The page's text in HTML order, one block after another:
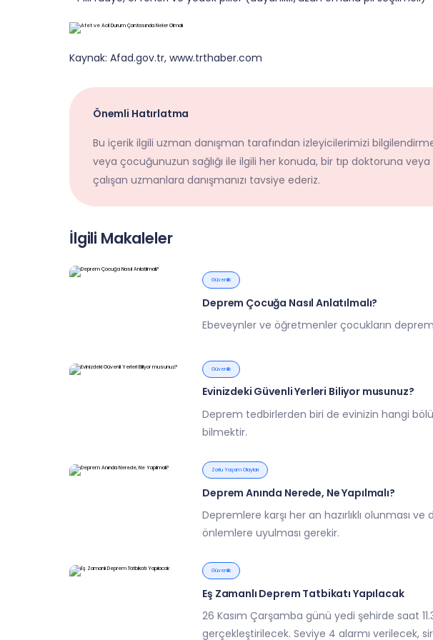
Kaynak: Afad.gov.tr, www.trthaber.com
Önemli Hatırlatma
Bu içerik ilgili uzman danışman tarafından izleyicilerimizi
veya çocuğunuzun sağlığı ile ilgili her konuda, bir tıp doktoruna
çalışan uzmanlara danışmanızı tavsiye ederiz.
İlgili Makaleler
Güvenlik
Deprem Çocuğa Nasıl Anlatılmalı?
Ebeveynler ve öğretmenler çocukların
Güvenlik
Evinizdeki Güvenli Yerleri Biliyor musunuz?
Deprem tedbirlerden biri de evinizin hangi
bilmektir.
Zorlu Yaşam Olayları
Deprem Anında Nerede, Ne Yapılmalı?
Depremlere karşı her an hazırlıklı olunması
önlemlere uyulması gerekir.
Güvenlik
Eş Zamanlı Deprem Tatbikatı Yapılacak
26 Kasım Çarşamba günü yedi şehirde saat
gerçekleştirilecek. Seviye 4 alarmı verilecek,